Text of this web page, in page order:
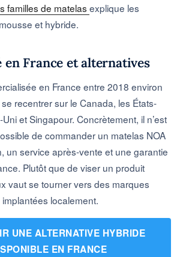
familles de matelas explique les
et hybride.
France et alternatives
en France entre 2018 environ
recentrer sur le Canada, les États-
et Singapour. Concrètement, il n’est
de commander un matelas NOA
un service après-vente et une garantie
Plutôt que de viser un produit
vaut se tourner vers des marques
localement.
UNE ALTERNATIVE HYBRIDE
EN FRANCE